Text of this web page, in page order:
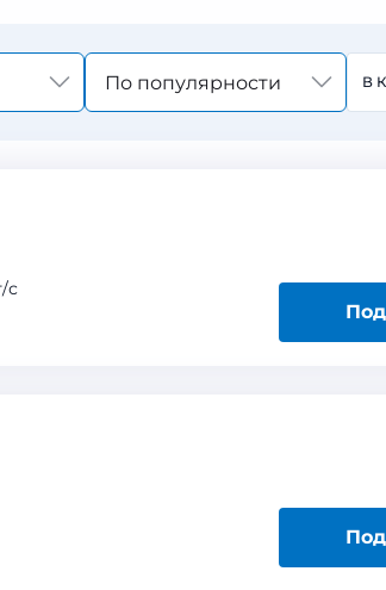
По популярности В
с